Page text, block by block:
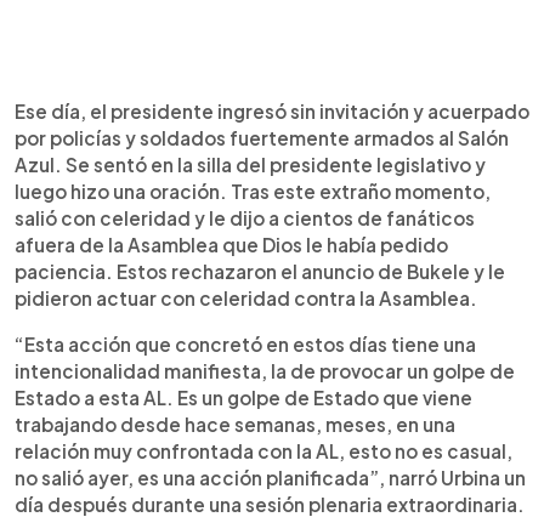
Ese día, el presidente ingresó sin invitación y acuerpado
por policías y soldados fuertemente armados al Salón
Azul. Se sentó en la silla del presidente legislativo y
luego hizo una oración. Tras este extraño momento,
salió con celeridad y le dijo a cientos de fanáticos
afuera de la Asamblea que Dios le había pedido
paciencia. Estos rechazaron el anuncio de Bukele y le
pidieron actuar con celeridad contra la Asamblea.
“Esta acción que concretó en estos días tiene una
intencionalidad manifiesta, la de provocar un golpe de
Estado a esta AL. Es un golpe de Estado que viene
trabajando desde hace semanas, meses, en una
relación muy confrontada con la AL, esto no es casual,
no salió ayer, es una acción planificada”, narró Urbina un
día después durante una sesión plenaria extraordinaria.